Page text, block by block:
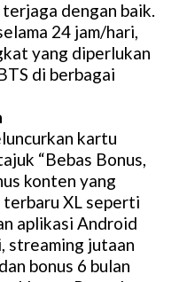
dengan baik.
24 jam/hari,
yang diperlukan
di berbagai
kartu
“Bebas Bonus,
konten yang
XL seperti
aplikasi Android
streaming jutaan
bonus 6 bulan